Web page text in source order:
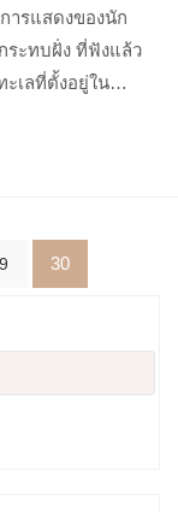
ารแสดงของนัก
ระทบฝั่ง ที่ฟังแล้ว
ะเลที่ตั้งอยู่ใน…
30